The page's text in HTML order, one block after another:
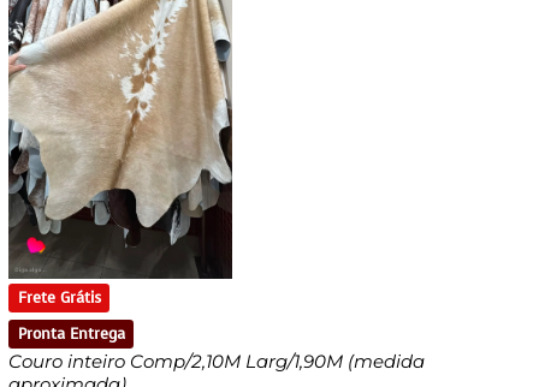
Frete Grátis
Pronta Entrega
Couro inteiro Comp/2,10M Larg/1,90M (medida